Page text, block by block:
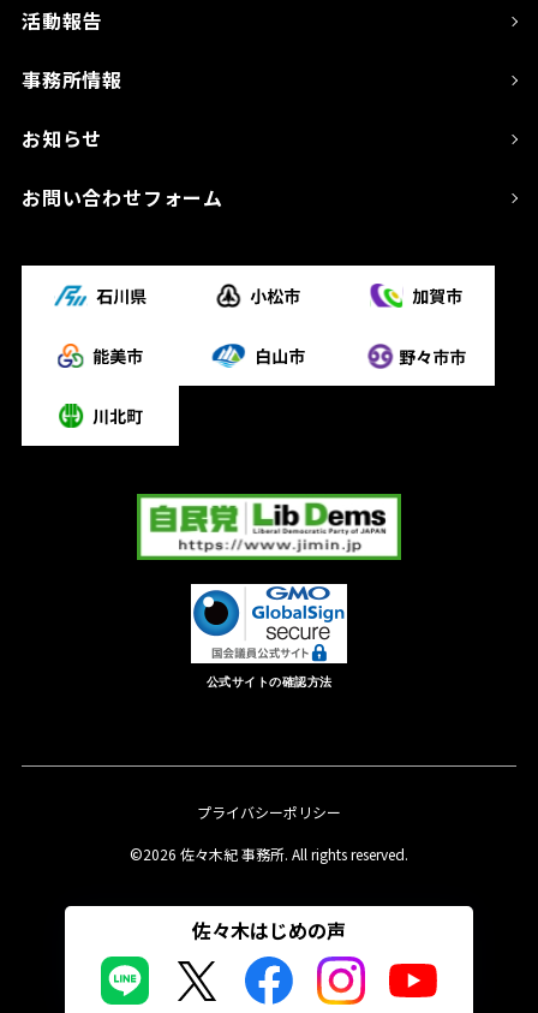
佐々木はじめの声
活動報告
事務所情報
お知らせ
お問い合わせフォーム
公式サイトの確認方法
プライバシーポリシー
©2026 佐々木紀 事務所. All rights reserved.